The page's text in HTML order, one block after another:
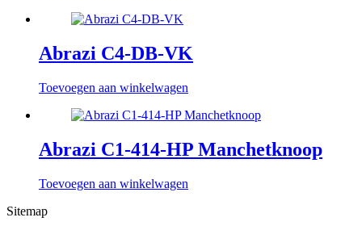
Abrazi C4-DB-VK
Toevoegen aan winkelwagen
Abrazi C1-414-HP Manchetknoop
Toevoegen aan winkelwagen
Sitemap